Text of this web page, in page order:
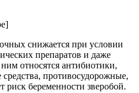
снижается при условии
препаратов и даже
относятся антибиотики,
противосудорожные,
беременности зверобой.